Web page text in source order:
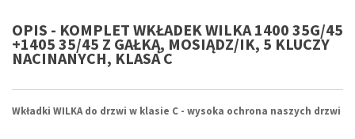
OPIS - KOMPLET WKŁADEK WILKA 1400 35G/45
+1405 35/45 Z GAŁKĄ, MOSIĄDZ/IK, 5 KLUCZY
NACINANYCH, KLASA C
Wkładki WILKA do drzwi w klasie C - wysoka ochrona naszych drzwi